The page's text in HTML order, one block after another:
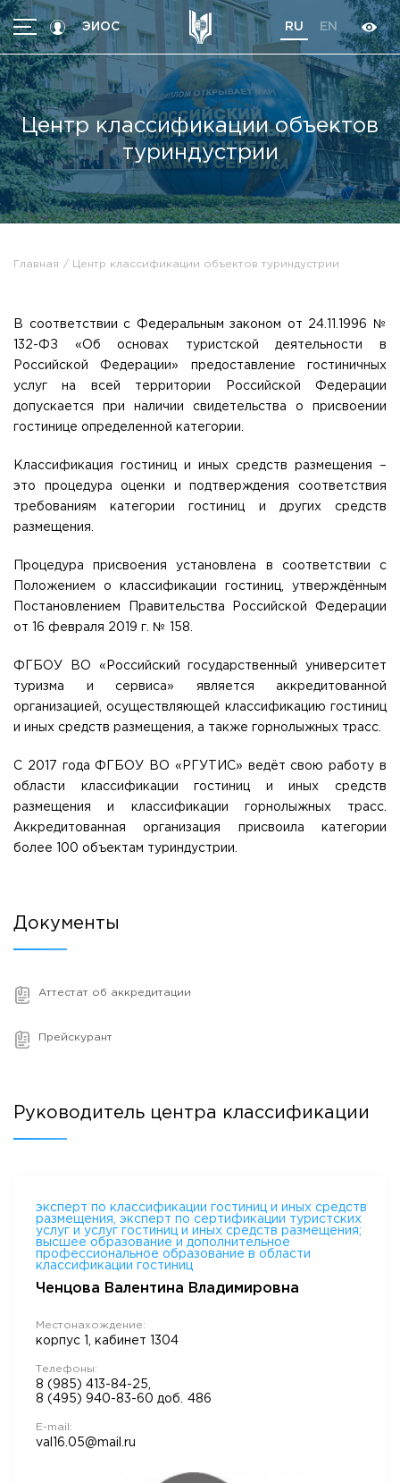
ЭИОС RU EN
МЕНЮ
Абитуриентам
Студентам
Программы
Трудоустройство
International students
Высшие школы / Институты / Департаменты
История университета
Ректорат
Ученый совет
Общежитие / Кампус РГУТИС
Работа с лицами с ОВЗ и инвалидами
Федеральное учебно-методическое объединение в
системе ВО
Федеральное учебно-методическое объединение в
системе СПО
Конкурс ППС
Новости
Объявления
Документы
Сведения об образовательной организации
ЗАКАЗАТЬ ОБРАТНЫЙ ЗВОНОК
ТЕЛЕФОНЫ
+7 (495) 940 83 00
+7 (495) 940 83 58 - Приемная комиссия
info@rguts.ru
obrashenia@rguts.ru
priem@rguts.ru - Приемная комиссия
ГРАФИК И РЕЖИМ РАБОТЫ
пт: с 09:00 до 16:45;
сб-вс: выходной
пн-пт: с 10:00 до 17:00;
сб: с 10:00 до 15:30;
Центр классификации объектов
туриндустрии
Главная Центр классификации объектов туриндустрии
В соответствии с Федеральным законом от 24.11.1996 №
132-ФЗ «Об основах туристской деятельности в
Российской Федерации» предоставление гостиничных
услуг на всей территории Российской Федерации
допускается при наличии свидетельства о присвоении
гостинице определенной категории.
Классификация гостиниц и иных средств размещения –
это процедура оценки и подтверждения соответствия
требованиям категории гостиниц и других средств
размещения.
Процедура присвоения установлена в соответствии с
Положением о классификации гостиниц, утверждённым
Постановлением Правительства Российской Федерации
от 16 февраля 2019 г. № 158.
ФГБОУ ВО «Российский государственный университет
туризма и сервиса» является аккредитованной
организацией, осуществляющей классификацию гостиниц
и иных средств размещения, а также горнолыжных трасс.
С 2017 года ФГБОУ ВО «РГУТИС» ведёт свою работу в
области классификации гостиниц и иных средств
размещения и классификации горнолыжных трасс.
Аккредитованная организация присвоила категории
более 100 объектам туриндустрии.
Документы
Аттестат об аккредитации
Прейскурант
Руководитель центра классификации
эксперт по классификации гостиниц и иных средств
размещения, эксперт по сертификации туристских
услуг и услуг гостиниц и иных средств размещения;
высшее образование и дополнительное
профессиональное образование в области
классификации гостиниц
Ченцова Валентина Владимировна
Местонахождение:
корпус 1, кабинет 1304
Телефоны:
8 (985) 413-84-25,
8 (495) 940-83-60 доб. 486
E-mail:
val16.05@mail.ru